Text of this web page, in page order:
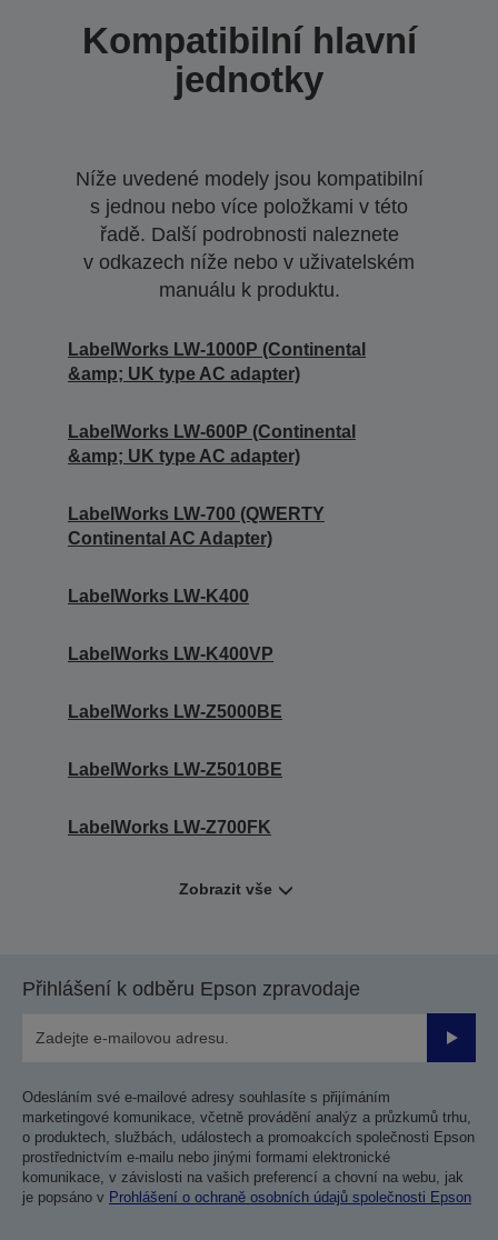
Kompatibilní hlavní
jednotky
Níže uvedené modely jsou kompatibilní
s jednou nebo více položkami v této
řadě. Další podrobnosti naleznete
v odkazech níže nebo v uživatelském
manuálu k produktu.
LabelWorks LW-1000P (Continental
&amp; UK type AC adapter)
LabelWorks LW-600P (Continental
&amp; UK type AC adapter)
LabelWorks LW-700 (QWERTY
Continental AC Adapter)
LabelWorks LW-K400
LabelWorks LW-K400VP
LabelWorks LW-Z5000BE
LabelWorks LW-Z5010BE
LabelWorks LW-Z700FK
Zobrazit vše
Přihlášení k odběru Epson zpravodaje
Odesláním své e-mailové adresy souhlasíte s přijímáním
marketingové komunikace, včetně provádění analýz a průzkumů trhu,
o produktech, službách, událostech a promoakcích společnosti Epson
prostřednictvím e-mailu nebo jinými formami elektronické
komunikace, v závislosti na vašich preferencí a chovní na webu, jak
je popsáno v Prohlášení o ochraně osobních údajů společnosti Epson